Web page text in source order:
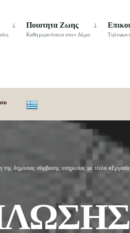
Ποιοτητα Ζωης
Καθημερινότητα στον Δήμο
σύμβασης υπηρεσίας με τίτλο «Εργασίες